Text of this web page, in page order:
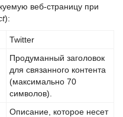
веб-страницу при
):
Twitter
Продуманный заголовок
для связанного контента
(максимально 70
символов).
Описание, которое несет